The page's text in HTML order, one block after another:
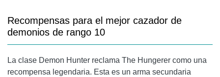
Recompensas para el mejor cazador de
demonios de rango 10
La clase Demon Hunter reclama The Hungerer como una
recompensa legendaria. Esta es un arma secundaria